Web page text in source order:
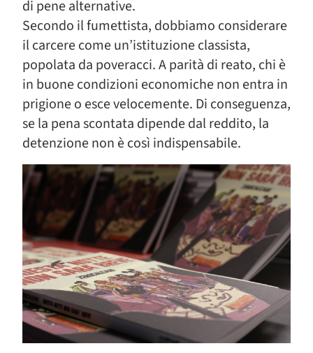
di pene alternative.
Secondo il fumettista, dobbiamo considerare
il carcere come un’istituzione classista,
popolata da poveracci. A parità di reato, chi è
in buone condizioni economiche non entra in
prigione o esce velocemente. Di conseguenza,
se la pena scontata dipende dal reddito, la
detenzione non è così indispensabile.